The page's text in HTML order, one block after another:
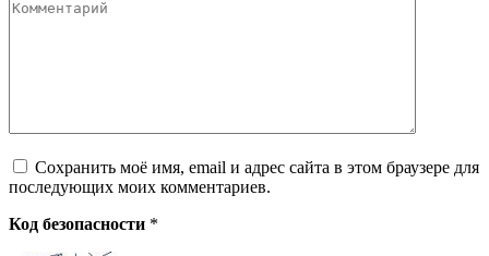
Комментарий
Сохранить моё имя, email и адрес сайта в этом браузере для
последующих моих комментариев.
Код безопасности *